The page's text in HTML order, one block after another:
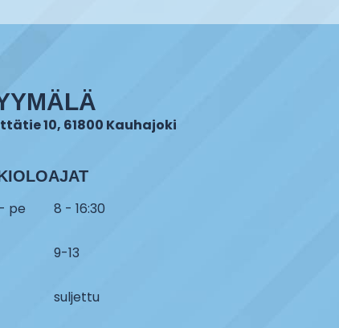
10, 61800 Kauhajoki
pe 8 - 16:30
9-13
suljettu